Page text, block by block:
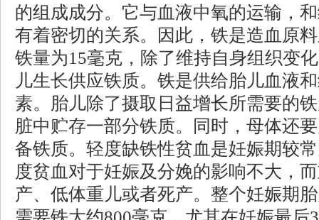
的组成成分。它与血液中氧的运输，
有着密切的关系。因此，铁是造血原
铁量为15毫克，除了维持自身组织变
儿生长供应铁质。铁是供给胎儿血液
素。胎儿除了摄取日益增长所需要的
脏中贮存一部分铁质。同时，母体还
备铁质。轻度缺铁性贫血是妊娠期较
度贫血对于妊娠及分娩的影响不大，
产、低体重儿或者死产。整个妊娠期